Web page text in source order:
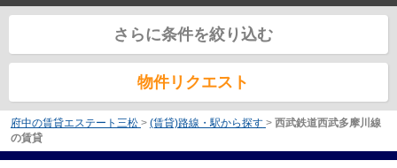
さらに条件を絞り込む
物件リクエスト
府中の賃貸エステート三松 > (賃貸)路線・駅から探す > 西武鉄道西武多摩川線
の賃貸